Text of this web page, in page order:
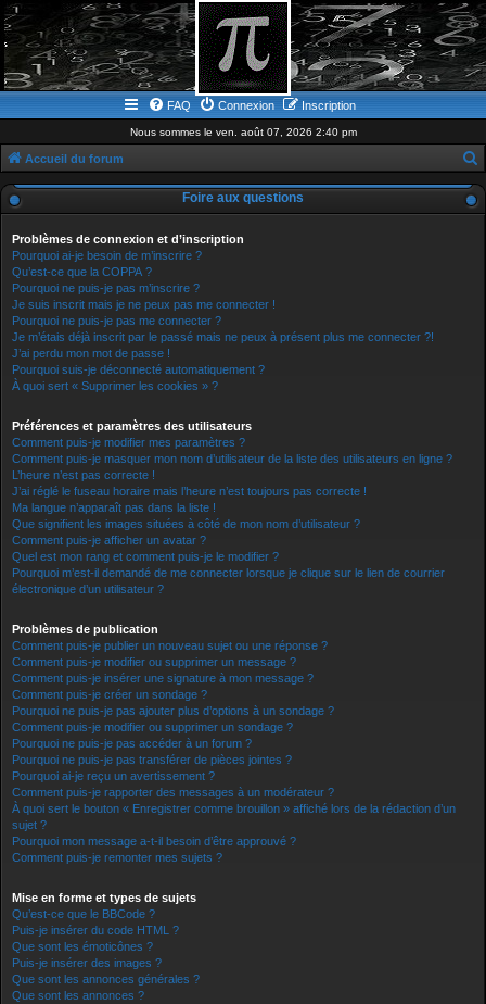
FAQ Connexion Inscription
Nous sommes le ven. août 07, 2026 2:40 pm
Accueil du forum
e
Foire aux questions
Problèmes de connexion et d’inscription
Pourquoi ai-je besoin de m’inscrire ?
Qu’est-ce que la COPPA ?
Pourquoi ne puis-je pas m’inscrire ?
Je suis inscrit mais je ne peux pas me connecter !
Pourquoi ne puis-je pas me connecter ?
Je m’étais déjà inscrit par le passé mais ne peux à présent plus me connecter ?!
J’ai perdu mon mot de passe !
Pourquoi suis-je déconnecté automatiquement ?
À quoi sert « Supprimer les cookies » ?
Préférences et paramètres des utilisateurs
Comment puis-je modifier mes paramètres ?
Comment puis-je masquer mon nom d’utilisateur de la liste des utilisateurs en ligne ?
L’heure n’est pas correcte !
J’ai réglé le fuseau horaire mais l’heure n’est toujours pas correcte !
Ma langue n’apparaît pas dans la liste !
Que signifient les images situées à côté de mon nom d’utilisateur ?
Comment puis-je afficher un avatar ?
Quel est mon rang et comment puis-je le modifier ?
Pourquoi m’est-il demandé de me connecter lorsque je clique sur le lien de courrier
électronique d’un utilisateur ?
Problèmes de publication
Comment puis-je publier un nouveau sujet ou une réponse ?
Comment puis-je modifier ou supprimer un message ?
Comment puis-je insérer une signature à mon message ?
Comment puis-je créer un sondage ?
Pourquoi ne puis-je pas ajouter plus d’options à un sondage ?
Comment puis-je modifier ou supprimer un sondage ?
Pourquoi ne puis-je pas accéder à un forum ?
Pourquoi ne puis-je pas transférer de pièces jointes ?
Pourquoi ai-je reçu un avertissement ?
Comment puis-je rapporter des messages à un modérateur ?
À quoi sert le bouton « Enregistrer comme brouillon » affiché lors de la rédaction d’un
sujet ?
Pourquoi mon message a-t-il besoin d’être approuvé ?
Comment puis-je remonter mes sujets ?
Mise en forme et types de sujets
Qu’est-ce que le BBCode ?
Puis-je insérer du code HTML ?
Que sont les émoticônes ?
Puis-je insérer des images ?
Que sont les annonces générales ?
Que sont les annonces ?